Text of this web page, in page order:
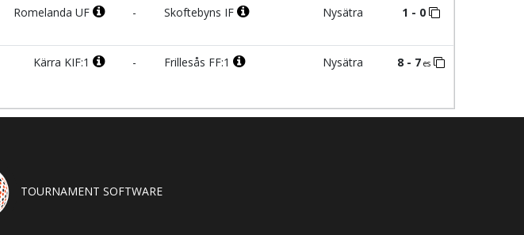
Romelanda UF - Skoftebyns IF Nysätra 1 - 0
Kärra KIF:1 - Frillesås FF:1 Nysätra 8 - 7 es
TOURNAMENT SOFTWARE